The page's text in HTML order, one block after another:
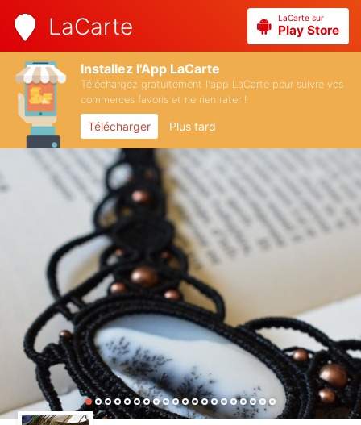
LaCarte LaCarte sur
Play Store
Installez l'App LaCarte
Téléchargez gratuitement l'app LaCarte pour suivre vos
commerces favoris et ne rien rater !
Télécharger Plus tard